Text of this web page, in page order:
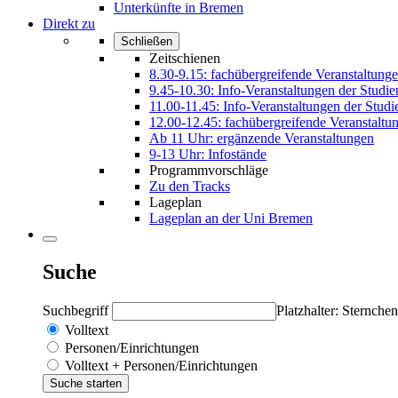
Unterkünfte in Bremen
Direkt zu
Schließen
Zeitschienen
8.30-9.15: fachübergreifende
9.45-10.30: Info-Veranstaltungen der
11.00-11.45: Info-Veranstaltungen der
12.00-12.45: fachübergreifende
Ab 11 Uhr: ergänzende Veranstaltungen
9-13 Uhr: Infostände
Programmvorschläge
Zu den Tracks
Lageplan
Lageplan an der Uni Bremen
Suche
Suchbegriff
Platzhalter:
Volltext
Personen/Einrichtungen
Volltext + Personen/Einrichtungen